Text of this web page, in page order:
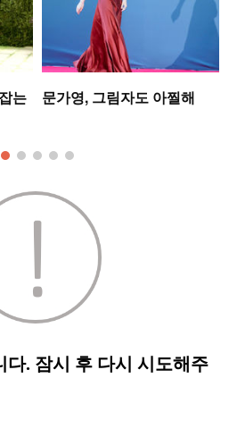
는
문가영, 그림자도 아찔해